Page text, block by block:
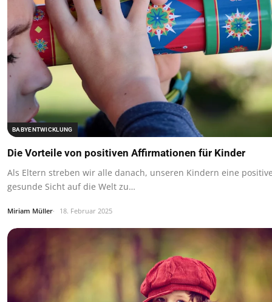
BABYENTWICKLUNG
Die Vorteile von positiven Affirmationen für Kinder
Als Eltern streben wir alle danach, unseren Kindern eine
gesunde Sicht auf die Welt zu…
Miriam Müller 18. Februar 2025